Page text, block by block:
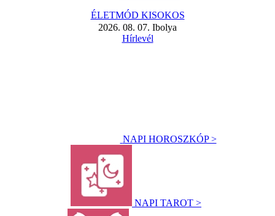
ÉLETMÓD KISOKOS
2026. 08. 07. Ibolya
Hírlevél
NAPI HOROSZKÓP >
NAPI TAROT >